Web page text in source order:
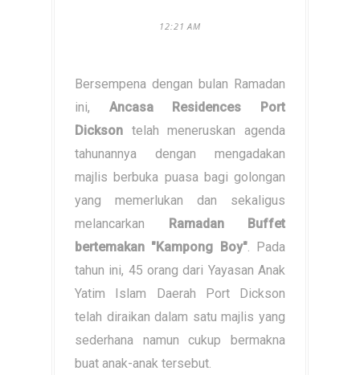
12:21 AM
Bersempena dengan bulan Ramadan
ini, Ancasa Residences Port
Dickson telah meneruskan agenda
tahunannya dengan mengadakan
majlis berbuka puasa bagi golongan
yang memerlukan dan sekaligus
melancarkan Ramadan Buffet
bertemakan "Kampong Boy". Pada
tahun ini, 45 orang dari Yayasan Anak
Yatim Islam Daerah Port Dickson
telah diraikan dalam satu majlis yang
sederhana namun cukup bermakna
buat anak-anak tersebut.